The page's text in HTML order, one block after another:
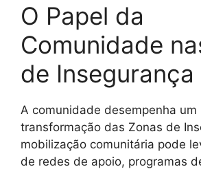
O Papel da
Comunidade
de Insegurança
A comunidade desempenha um
transformação das Zonas de
mobilização comunitária pode
de redes de apoio, programas